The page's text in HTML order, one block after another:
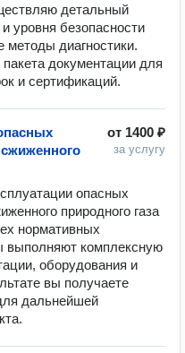
детальный
уровня безопасности
методы диагностики.
пакета документации для
и сертификаций.
от 1400 ₽
за услугу
опасных
природного газа
нормативных
выполняют комплексную
оборудования и
вы получаете
дальнейшей